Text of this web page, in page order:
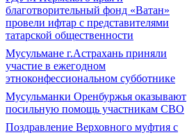
благотворительный фонд «Ватан»
провели ифтар с представителями
татарской общественности
Мусульмане г.Астрахань приняли
участие в ежегодном
этноконфессиональном субботнике
Мусульманки Оренбуржья оказывают
посильную помощь участникам СВО
Поздравление Верховного муфтия с